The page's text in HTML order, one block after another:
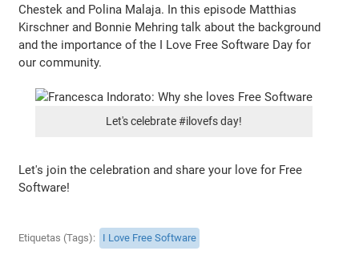
Chestek and Polina Malaja. In this episode Matthias
Kirschner and Bonnie Mehring talk about the background
and the importance of the I Love Free Software Day for
our community.
Let's celebrate #ilovefs day!
Let's join the celebration and share your love for Free
Software!
Etiquetas (Tags) I Love Free Software